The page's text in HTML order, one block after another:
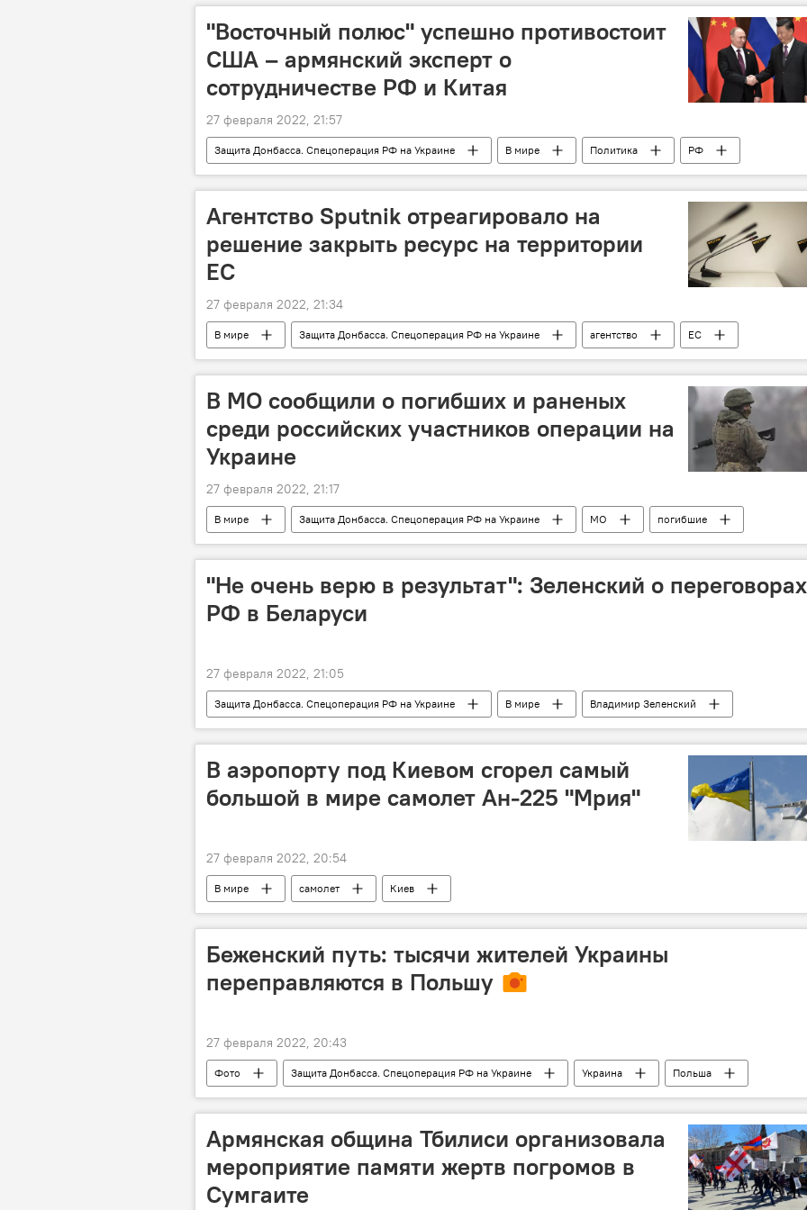
"Восточный полюс" успешно противостоит
США – армянский эксперт о
сотрудничестве РФ и Китая
27 февраля 2022, 21:57
Защита Донбасса. Спецоперация РФ на Украине В мире Политика
РФ
Китай
США сотрудничество эксперт
Агентство Sputnik отреагировало на
решение закрыть ресурс на территории
ЕС
27 февраля 2022, 21:34
В мире Защита Донбасса. Спецоперация РФ на Украине агентство
ЕС
Политика
Sputnik
В МО сообщили о погибших и раненых
среди российских участников операции на
Украине
27 февраля 2022, 21:17
В мире Защита Донбасса. Спецоперация РФ на Украине МО
погибшие
раненые
Украина операция
"Не очень верю в результат": Зеленский о
РФ в Беларуси
27 февраля 2022, 21:05
Защита Донбасса. Спецоперация РФ на Украине В мире
Владимир Зеленский
Политика
переговоры РФ Беларусь
В аэропорту под Киевом сгорел самый
большой в мире самолет Ан-225 "Мрия"
27 февраля 2022, 20:54
В мире самолет Киев
Беженский путь: тысячи жителей Украины
переправляются в Польшу
27 февраля 2022, 20:43
Фото Защита Донбасса. Спецоперация РФ на Украине Украина
Польша
В мире
Армянская община Тбилиси организовала
мероприятие памяти жертв погромов в
Сумгаите